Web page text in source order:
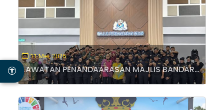
11 Mei, 2026
LAWATAN PENANDAARASAN MAJLIS BANDARAYA SUBANG JAYA KE MAJLIS PERBANDARAN MUAR